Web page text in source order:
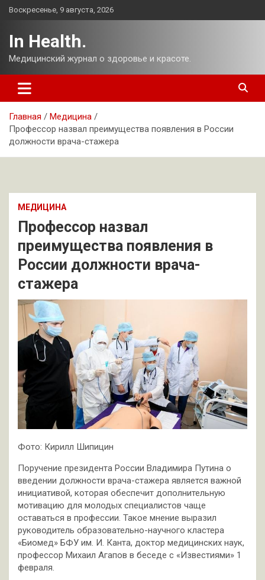
Перейти
Воскресенье, 9 августа, 2026
In Health.
Медицинский журнал о здоровье и красоте.
Главная
Медицина
Профессор назвал преимущества появления в России
должности врача-стажера
МЕДИЦИНА
Профессор назвал
преимущества появления в
России должности врача-
стажера
Фото: Кирилл Шипицин
Поручение президента России Владимира Путина о
введении должности врача-стажера является важной
инициативой, которая обеспечит дополнительную
мотивацию для молодых специалистов чаще
оставаться в профессии. Такое мнение выразил
руководитель образовательно-научного кластера
«Биомед» БФУ им. И. Канта, доктор медицинских наук,
профессор Михаил Агапов в беседе с «Известиями» 1
февраля.